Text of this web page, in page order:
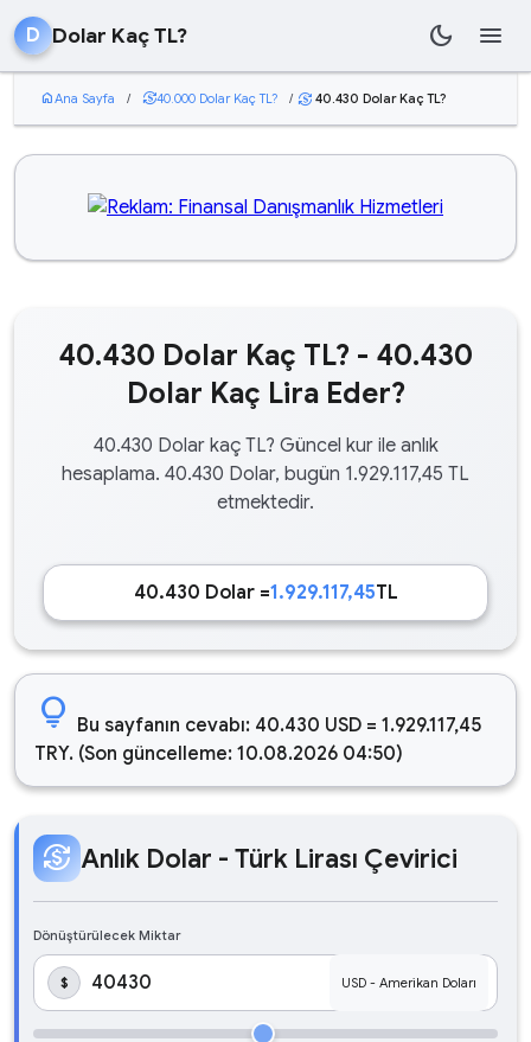
D Dolar Kaç TL? dark_mode menu
homeAna Sayfa / currency_exchange40.000 Dolar Kaç TL? / currency_exchange 40.430 Dolar Kaç TL?
40.430 Dolar Kaç TL? - 40.430
Dolar Kaç Lira Eder?
40.430 Dolar kaç TL? Güncel kur ile anlık
hesaplama. 40.430 Dolar, bugün 1.929.117,45 TL
etmektedir.
40.430 Dolar =1.929.117,45TL
lightbulb Bu sayfanın cevabı: 40.430 USD = 1.929.117,45
TRY. (Son güncelleme: 10.08.2026 04:50)
currency_exchange Anlık Dolar - Türk Lirası Çevirici
Dönüştürülecek Miktar
$